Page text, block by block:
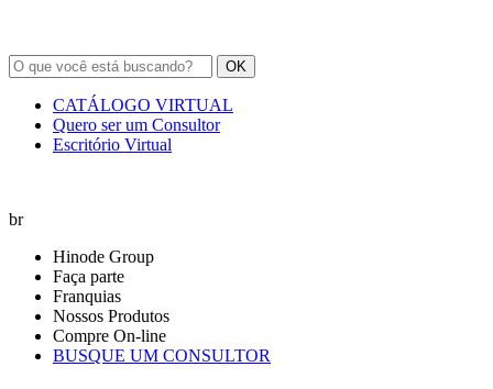
OK
CATÁLOGO VIRTUAL
Quero ser um Consultor
Escritório Virtual
br
Hinode Group
Faça parte
Franquias
Nossos Produtos
Compre On-line
BUSQUE UM CONSULTOR